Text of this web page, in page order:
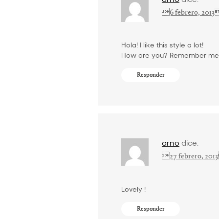
6 febrero,
Hola! I like this style a lot!
How are you? Remember
Responder
arno dice:
27 febrero,
Lovely !
Responder